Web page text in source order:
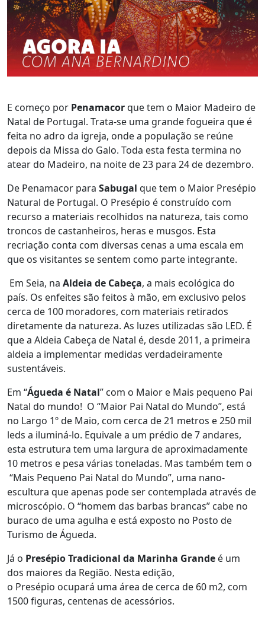
E começo por Penamacorque tem o Maior Madeiro de
Natal de Portugal. Trata-se uma grande fogueira que é
feita no adro da igreja, onde a população se reúne
depois da Missa do Galo. Toda esta festa termina no
atear do Madeiro, na noite de 23 para 24 de dezembro.
De Penamacor para Sabugal que tem o Maior Presépio
Natural de Portugal. O Presépio é construído com
recurso a materiais recolhidos na natureza, tais como
troncos de castanheiros, heras e musgos. Esta
recriação conta com diversas cenas a uma escala em
que os visitantes se sentem como parte integrante.
Em Seia, na Aldeia de Cabeça, a mais ecológica do
país. Os enfeites são feitos à mão, em exclusivo pelos
cerca de 100 moradores, com materiais retirados
diretamente da natureza. As luzes utilizadas são LED. É
que a Aldeia Cabeça de Natal é, desde 2011, a primeira
aldeia a implementar medidas verdadeiramente
sustentáveis.
Em “Águeda é Natal” com o Maior e Mais pequeno Pai
Natal do mundo! O “Maior Pai Natal do Mundo”, está
no Largo 1º de Maio, com cerca de 21 metros e 250 mil
leds a iluminá-lo. Equivale a um prédio de 7 andares,
esta estrutura tem uma largura de aproximadamente
10 metros e pesa várias toneladas. Mas também tem o
“Mais Pequeno Pai Natal do Mundo”, uma nano-
escultura que apenas pode ser contemplada através de
microscópio. O “homem das barbas brancas” cabe no
buraco de uma agulha e está exposto no Posto de
Turismo de Águeda.
Já o Presépio Tradicional da Marinha Grande é um
dos maiores da Região. Nesta edição,
o Presépio ocupará uma área de cerca de 60 m2, com
1500 figuras, centenas de acessórios.